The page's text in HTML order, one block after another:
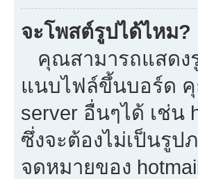
จะโพสต์รูปได้ไหม?
คุณสามารถแสดง
แนบไฟล์ขึ้นบอร์ด คุ
server อื่นๆได้ เช่น
ซึ่งจะต้องไม่เป็นรู
จดหมายของ